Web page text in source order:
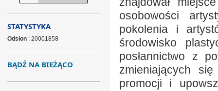
osobowości
pokolenia i
środowisko
posłannictwo z
zmieniających
promocji i
STATYSTYKA
Odsłon: 20001858
BĄDŹ NA BIEŻĄCO